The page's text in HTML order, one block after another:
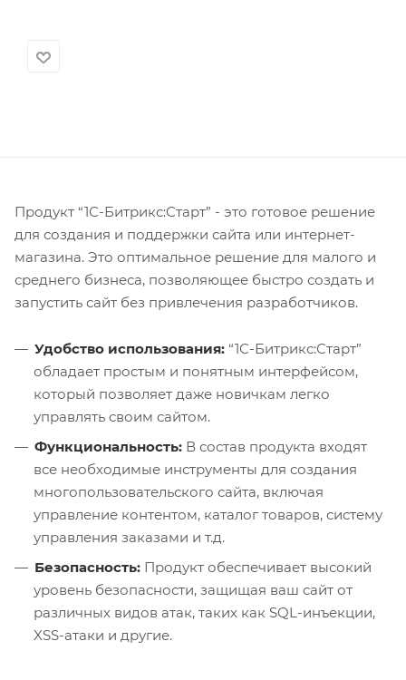
Продукт “1С-Битрикс:Старт” - это готовое решение
для создания и поддержки сайта или интернет-
магазина. Это оптимальное решение для малого и
среднего бизнеса, позволяющее быстро создать и
запустить сайт без привлечения разработчиков.
Удобство использования: “1С-Битрикс:Старт”
обладает простым и понятным интерфейсом,
который позволяет даже новичкам легко
управлять своим сайтом.
Функциональность: В состав продукта входят
все необходимые инструменты для создания
многопользовательского сайта, включая
управление контентом, каталог товаров, систему
управления заказами и т.д.
Безопасность: Продукт обеспечивает высокий
уровень безопасности, защищая ваш сайт от
различных видов атак, таких как SQL-инъекции,
XSS-атаки и другие.